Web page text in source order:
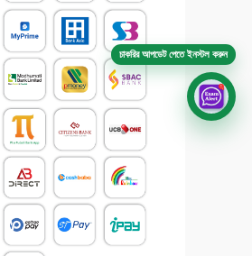
চাকরির আপডেট পেতে ইনস্টল করুন